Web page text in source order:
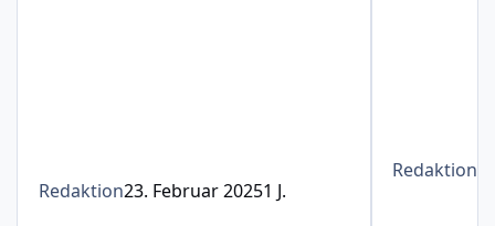
Redaktion23. Februar 20251 J.
Redaktion